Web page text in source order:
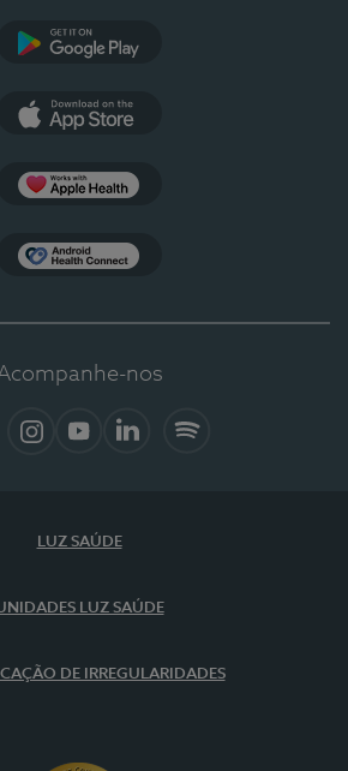
nos
LUZ SAÚDE
LUZ SAÚDE
DE IRREGULARIDADES